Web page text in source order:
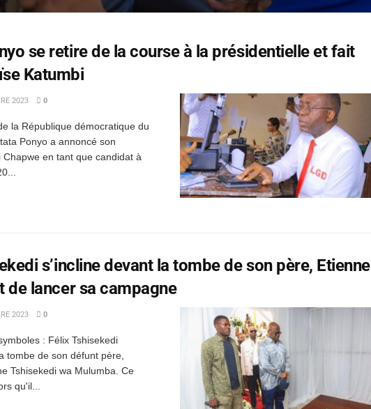
se retire de la course à la présidentielle et fait
Katumbi
2023 0
la République démocratique du
Ponyo a annoncé son
en tant que candidat à
s’incline devant la tombe de son père, Etienne
de lancer sa campagne
2023 0
: Félix Tshisekedi
tombe de son défunt père,
Tshisekedi wa Mulumba. Ce
qu'il...